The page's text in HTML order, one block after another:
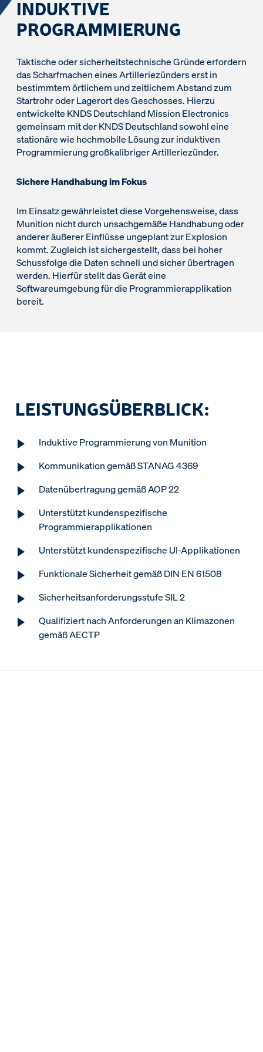
INDUKTIVE
PROGRAMMIERUNG
Taktische oder sicherheitstechnische Gründe erfordern
das Scharfmachen eines Artilleriezünders erst in
bestimmtem örtlichem und zeitlichem Abstand zum
Startrohr oder Lagerort des Geschosses. Hierzu
entwickelte KNDS Deutschland Mission Electronics
gemeinsam mit der KNDS Deutschland sowohl eine
stationäre wie hochmobile Lösung zur induktiven
Programmierung großkalibriger Artilleriezünder.
Sichere Handhabung im Fokus
Im Einsatz gewährleistet diese Vorgehensweise, dass
Munition nicht durch unsachgemäße Handhabung oder
anderer äußerer Einflüsse ungeplant zur Explosion
kommt. Zugleich ist sichergestellt, dass bei hoher
Schussfolge die Daten schnell und sicher übertragen
werden. Hierfür stellt das Gerät eine
Softwareumgebung für die Programmierapplikation
bereit.
LEISTUNGSÜBERBLICK:
Induktive Programmierung von Munition
Kommunikation gemäß STANAG 4369
Datenübertragung gemäß AOP 22
Unterstützt kundenspezifische
Programmierapplikationen
Unterstützt kundenspezifische UI-Applikationen
Funktionale Sicherheit gemäß DIN EN 61508
Sicherheitsanforderungsstufe SIL 2
Qualifiziert nach Anforderungen an Klimazonen
gemäß AECTP